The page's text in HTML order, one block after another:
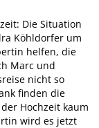
Die Situation
Köhldorfer um
helfen, die
Marc und
nicht so
finden die
Hochzeit kaum
wird es jetzt